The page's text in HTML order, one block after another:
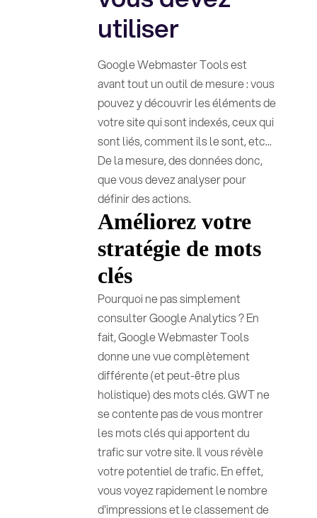
utiliser
Google Webmaster Tools est
avant tout un outil de mesure : vous
pouvez y découvrir les éléments de
votre site qui sont indexés, ceux qui
sont liés, comment ils le sont, etc...
De la mesure, des données donc,
que vous devez analyser pour
définir des actions.
Améliorez votre
stratégie de mots
clés
Pourquoi ne pas simplement
consulter Google Analytics ? En
fait, Google Webmaster Tools
donne une vue complètement
différente (et peut-être plus
holistique) des mots clés. GWT ne
se contente pas de vous montrer
les mots clés qui apportent du
trafic sur votre site. Il vous révèle
votre potentiel de trafic. En effet,
vous voyez rapidement le nombre
d'impressions et le classement de